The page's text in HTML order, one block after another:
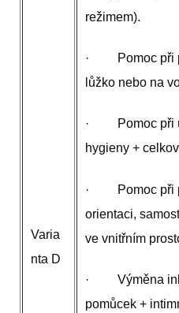
Varia
nta D
režimem).
· Pomoc při
lůžko nebo na
· Pomoc při
hygieny +
· Pomoc při
orientaci,
ve vnitřním
· Výměna
pomůcek +